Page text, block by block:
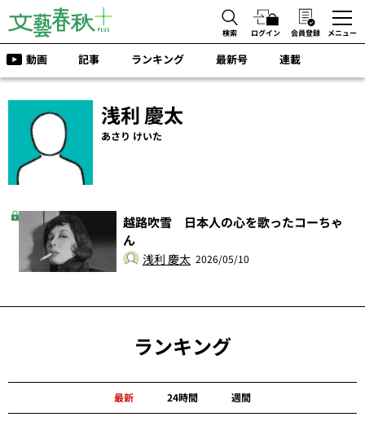
検索 ログイン 会員登録 メニュー
動画 記事 ランキング 最新号 連載
浅利 慶太
あさり けいた
越路吹雪 日本人の心を歌ったコーちゃ
ん
浅利 慶太 2026/05/10
ランキング
最新 24時間 週間